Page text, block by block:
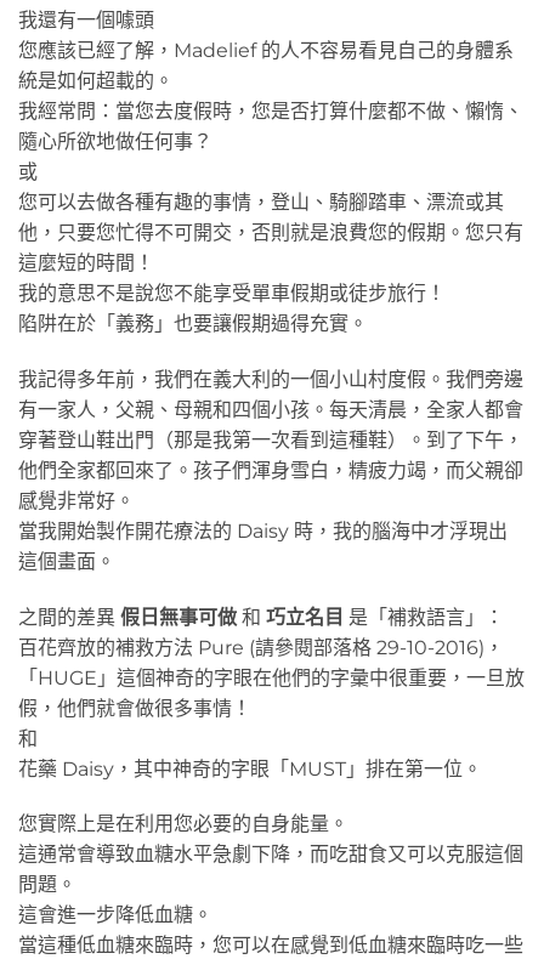
我還有一個噱頭
您應該已經了解，Madelief 的人不容易看見自己的身體系
統是如何超載的。
我經常問：當您去度假時，您是否打算什麼都不做、懶惰、
隨心所欲地做任何事？
或
您可以去做各種有趣的事情，登山、騎腳踏車、漂流或其
他，只要您忙得不可開交，否則就是浪費您的假期。您只有
這麼短的時間！
我的意思不是說您不能享受單車假期或徒步旅行！
陷阱在於「義務」也要讓假期過得充實。
我記得多年前，我們在義大利的一個小山村度假。我們旁邊
有一家人，父親、母親和四個小孩。每天清晨，全家人都會
穿著登山鞋出門（那是我第一次看到這種鞋）。到了下午，
他們全家都回來了。孩子們渾身雪白，精疲力竭，而父親卻
感覺非常好。
當我開始製作開花療法的 Daisy 時，我的腦海中才浮現出
這個畫面。
之間的差異 假日無事可做 和 巧立名目 是「補救語言」：
百花齊放的補救方法 Pure (請參閱部落格 29-10-2016)，
「HUGE」這個神奇的字眼在他們的字彙中很重要，一旦放
假，他們就會做很多事情！
和
花藥 Daisy，其中神奇的字眼「MUST」排在第一位。
您實際上是在利用您必要的自身能量。
這通常會導致血糖水平急劇下降，而吃甜食又可以克服這個
問題。
這會進一步降低血糖。
當這種低血糖來臨時，您可以在感覺到低血糖來臨時吃一些